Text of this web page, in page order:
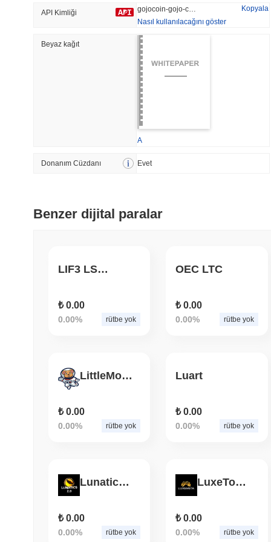
Trend Olan
API Kimliği
Kopyala
Nasıl kullanılacağını göster
Beyaz kağıt
A
Donanım Cüzdanı Evet
Benzer dijital paralar
LIF3 LSHARE
₺ 0.00
0.00% rütbe yok
OEC LTC
₺ 0.00
0.00% rütbe yok
LittleMouse
₺ 0.00
0.00% rütbe yok
Luart
₺ 0.00
0.00% rütbe yok
Lunatics 2.0
₺ 0.00
0.00% rütbe yok
LuxeToken
₺ 0.00
0.00% rütbe yok